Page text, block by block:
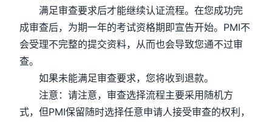
满足审查要求后才能继续认证流程。在您成功完
成审查后，为期一年的考试资格期即宣告开始。PMI不
会受理不完整的提交资料，从而也会导致您通不过审
查。
如果未能满足审查要求，您将收到退款。
注意：请注意，审查选择流程主要采用随机方
式，但PMI保留随时选择任意申请人接受审查的权利，